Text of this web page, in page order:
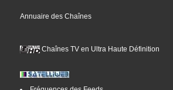
Annuaire des Chaînes
Chaînes TV en Ultra Haute Définition